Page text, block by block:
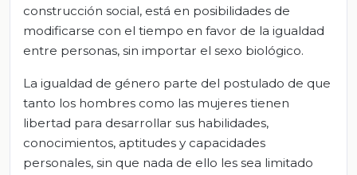
construcción social, está en posibilidades de
modificarse con el tiempo en favor de la igualdad
entre personas, sin importar el sexo biológico.
La igualdad de género parte del postulado de que
tanto los hombres como las mujeres tienen
libertad para desarrollar sus habilidades,
conocimientos, aptitudes y capacidades
personales, sin que nada de ello les sea limitado